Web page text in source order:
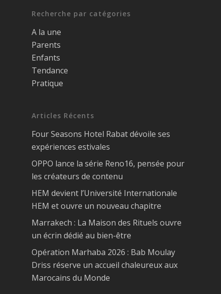
Recherche par catégories
A la une
Parents
Enfants
Tendance
Pratique
Articles Récents
Four Seasons Hotel Rabat dévoile ses
expériences estivales
OPPO lance la série Reno16, pensée pour
les créateurs de contenu
HEM devient l’Université Internationale
HEM et ouvre un nouveau chapitre
Marrakech : La Maison des Rituels ouvre
un écrin dédié au bien-être
Opération Marhaba 2026 : Bab Moulay
Driss réserve un accueil chaleureux aux
Marocains du Monde